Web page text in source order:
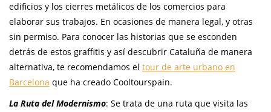
edificios y los cierres metálicos de los comercios para
elaborar sus trabajos. En ocasiones de manera legal, y otras
sin permiso. Para conocer las historias que se esconden
detrás de estos graffitis y así descubrir Cataluña de manera
alternativa, te recomendamos el tour de arte urbano en
Barcelona que ha creado Cooltourspain.
La Ruta del Modernismo: Se trata de una ruta que visita las